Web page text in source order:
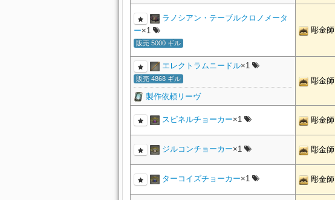
ラノシアン・テーブルクロノメータ
ー×1
販売 5000 ギル
彫金師
エレクトラムニードル×1
販売 4868 ギル
製作依頼リーヴ
彫金師
スピネルチョーカー×1 彫金師
ジルコンチョーカー×1 彫金師
ターコイズチョーカー×1 彫金師